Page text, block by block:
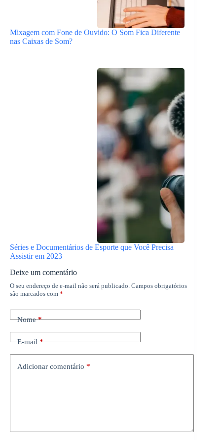
Mixagem com Fone de Ouvido: O Som Fica Diferente
nas Caixas de Som?
Séries e Documentários de Esporte que Você Precisa
Assistir em 2023
Deixe um comentário
O seu endereço de e-mail não será publicado. Campos obrigatórios
são marcados com *
Nome*
E-mail*
Adicionar comentário *